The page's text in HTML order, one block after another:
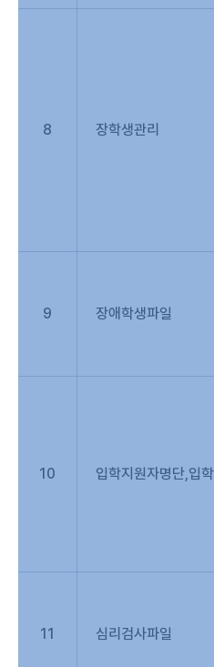
8 장학생관리
9 장애학생파일
10 입학지원자명단,입
11 심리검사파일